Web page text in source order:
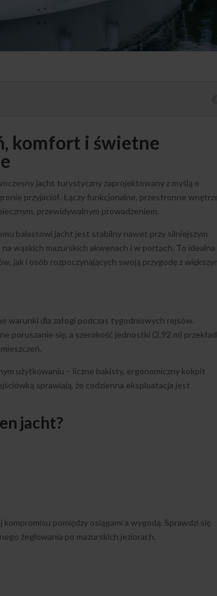
komfort i świetne
jacht turystyczny zaprojektowany z myślą o
przyjaciół. Łączy funkcjonalne, przestronne
przewidywalnym prowadzeniem.
balastowi jacht jest stabilny nawet przy silniejszym
wąskich mazurskich akwenach i w portach. To idealna
jak i osób rozpoczynających swoją przygodę z
warunki dla załogi podczas tygodniowych rejsów.
poruszanie się, a szerokość jednostki (2,92 m)
użytkowaniu – liczne bakisty, ergonomiczny kokpit
sprawiają, że codzienna eksploatacja jest
jacht?
pomiędzy osiągami a wygodą. Sprawdzi się
żeglowania po mazurskich jeziorach.